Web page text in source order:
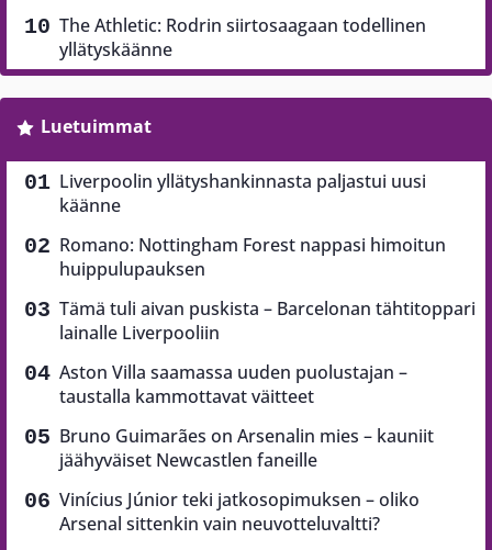
The Athletic: Rodrin siirtosaagaan todellinen
yllätyskäänne
Luetuimmat
Liverpoolin yllätyshankinnasta paljastui uusi
käänne
Romano: Nottingham Forest nappasi himoitun
huippulupauksen
Tämä tuli aivan puskista – Barcelonan tähtitoppari
lainalle Liverpooliin
Aston Villa saamassa uuden puolustajan –
taustalla kammottavat väitteet
Bruno Guimarães on Arsenalin mies – kauniit
jäähyväiset Newcastlen faneille
Vinícius Júnior teki jatkosopimuksen – oliko
Arsenal sittenkin vain neuvotteluvaltti?